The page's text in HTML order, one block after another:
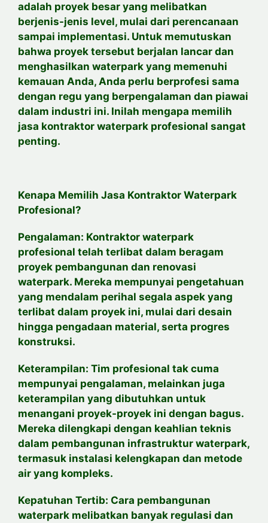
adalah proyek besar yang melibatkan
berjenis-jenis level, mulai dari perencanaan
sampai implementasi. Untuk memutuskan
bahwa proyek tersebut berjalan lancar dan
menghasilkan waterpark yang memenuhi
kemauan Anda, Anda perlu berprofesi sama
dengan regu yang berpengalaman dan piawai
dalam industri ini. Inilah mengapa memilih
jasa kontraktor waterpark profesional sangat
penting.
Kenapa Memilih Jasa Kontraktor Waterpark
Profesional?
Pengalaman: Kontraktor waterpark
profesional telah terlibat dalam beragam
proyek pembangunan dan renovasi
waterpark. Mereka mempunyai pengetahuan
yang mendalam perihal segala aspek yang
terlibat dalam proyek ini, mulai dari desain
hingga pengadaan material, serta progres
konstruksi.
Keterampilan: Tim profesional tak cuma
mempunyai pengalaman, melainkan juga
keterampilan yang dibutuhkan untuk
menangani proyek-proyek ini dengan bagus.
Mereka dilengkapi dengan keahlian teknis
dalam pembangunan infrastruktur waterpark,
termasuk instalasi kelengkapan dan metode
air yang kompleks.
Kepatuhan Tertib: Cara pembangunan
waterpark melibatkan banyak regulasi dan